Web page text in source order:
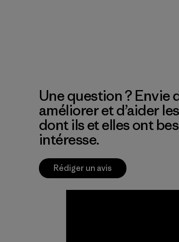
Une question ? Envie
améliorer et d’aider
dont ils et elles ont
intéresse.
Rédiger un avis